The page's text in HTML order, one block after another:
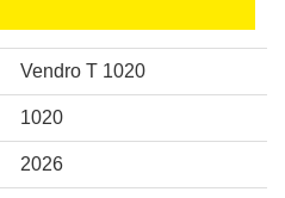
Vendro T 1020
1020
2026